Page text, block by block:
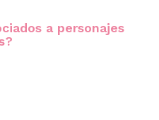
a personajes